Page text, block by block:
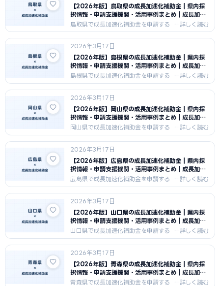
業特性を活かした申請戦略と支援機関
情報を紹介します。
【2026年版】鳥取県の成長加速化補助金｜県内採
択情報・申請支援機関・活用事例まとめ｜成長加速
化補助金ナビ
鳥取県で成長加速化補助金を申請する
中小企業向けに、県内の採択傾向・申
請支援機関・活用事例をまとめまし
た。鳥取県の食品・観光・農業の産業
特性を活かした申請戦略と支援機関情
報を紹介します。
2026年3月17日
【2026年版】島根県の成長加速化補助金｜県内採
択情報・申請支援機関・活用事例まとめ｜成長加速
化補助金ナビ
島根県で成長加速化補助金を申請する
中小企業向けに、県内の採択傾向・申
請支援機関・活用事例をまとめまし
た。島根県の製造業・食品・観光の産
業特性を活かした申請戦略と支援機関
情報を紹介します。
2026年3月17日
【2026年版】岡山県の成長加速化補助金｜県内採
択情報・申請支援機関・活用事例まとめ｜成長加速
化補助金ナビ
岡山県で成長加速化補助金を申請する
中小企業向けに、県内の採択傾向・申
請支援機関・活用事例をまとめまし
た。岡山県の鉄鋼・化学・食品の産業
特性を活かした申請戦略と支援機関情
報を紹介します。
2026年3月17日
【2026年版】広島県の成長加速化補助金｜県内採
択情報・申請支援機関・活用事例まとめ｜成長加速
化補助金ナビ
広島県で成長加速化補助金を申請する
中小企業向けに、県内の採択傾向・申
請支援機関・活用事例をまとめまし
た。広島県の自動車・鉄鋼・食品・観
光の産業集積を活かした申請戦略と支
援機関情報を紹介します。
2026年3月17日
【2026年版】山口県の成長加速化補助金｜県内採
択情報・申請支援機関・活用事例まとめ｜成長加速
化補助金ナビ
山口県で成長加速化補助金を申請する
中小企業向けに、県内の採択傾向・申
請支援機関・活用事例をまとめまし
た。山口県の化学・機械・食品・観光
の産業特性を活かした申請戦略と支援
機関情報を紹介します。
2026年3月17日
【2026年版】青森県の成長加速化補助金｜県内採
択情報・申請支援機関・活用事例まとめ｜成長加速
化補助金ナビ
青森県で成長加速化補助金を申請する